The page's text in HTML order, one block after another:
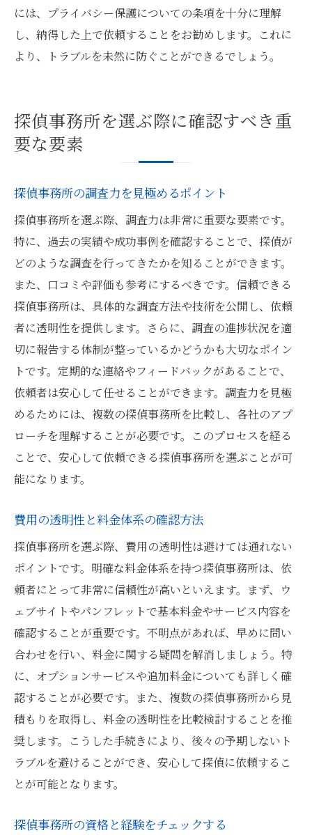
には、プライバシー保護についての条項を十分に理解
し、納得した上で依頼することをお勧めします。これに
より、トラブルを未然に防ぐことができるでしょう。
探偵事務所を選ぶ際に確認すべき重
要な要素
探偵事務所の調査力を見極めるポイント
探偵事務所を選ぶ際、調査力は非常に重要な要素です。
特に、過去の実績や成功事例を確認することで、探偵が
どのような調査を行ってきたかを知ることができます。
また、口コミや評価も参考にするべきです。信頼できる
探偵事務所は、具体的な調査方法や技術を公開し、依頼
者に透明性を提供します。さらに、調査の進捗状況を適
切に報告する体制が整っているかどうかも大切なポイン
トです。定期的な連絡やフィードバックがあることで、
依頼者は安心して任せることができます。調査力を見極
めるためには、複数の探偵事務所を比較し、各社のアプ
ローチを理解することが必要です。このプロセスを経る
ことで、安心して依頼できる探偵事務所を選ぶことが可
能になります。
費用の透明性と料金体系の確認方法
探偵事務所を選ぶ際、費用の透明性は避けては通れない
ポイントです。明確な料金体系を持つ探偵事務所は、依
頼者にとって非常に信頼性が高いといえます。まず、ウ
ェブサイトやパンフレットで基本料金やサービス内容を
確認することが重要です。不明点があれば、早めに問い
合わせを行い、料金に関する疑問を解消しましょう。特
に、オプションサービスや追加料金についても詳しく確
認することが必要です。また、複数の探偵事務所から見
積もりを取得し、料金の透明性を比較検討することを推
奨します。こうした手続きにより、後々の予期しないト
ラブルを避けることができ、安心して探偵に依頼するこ
とが可能となります。
探偵事務所の資格と経験をチェックする